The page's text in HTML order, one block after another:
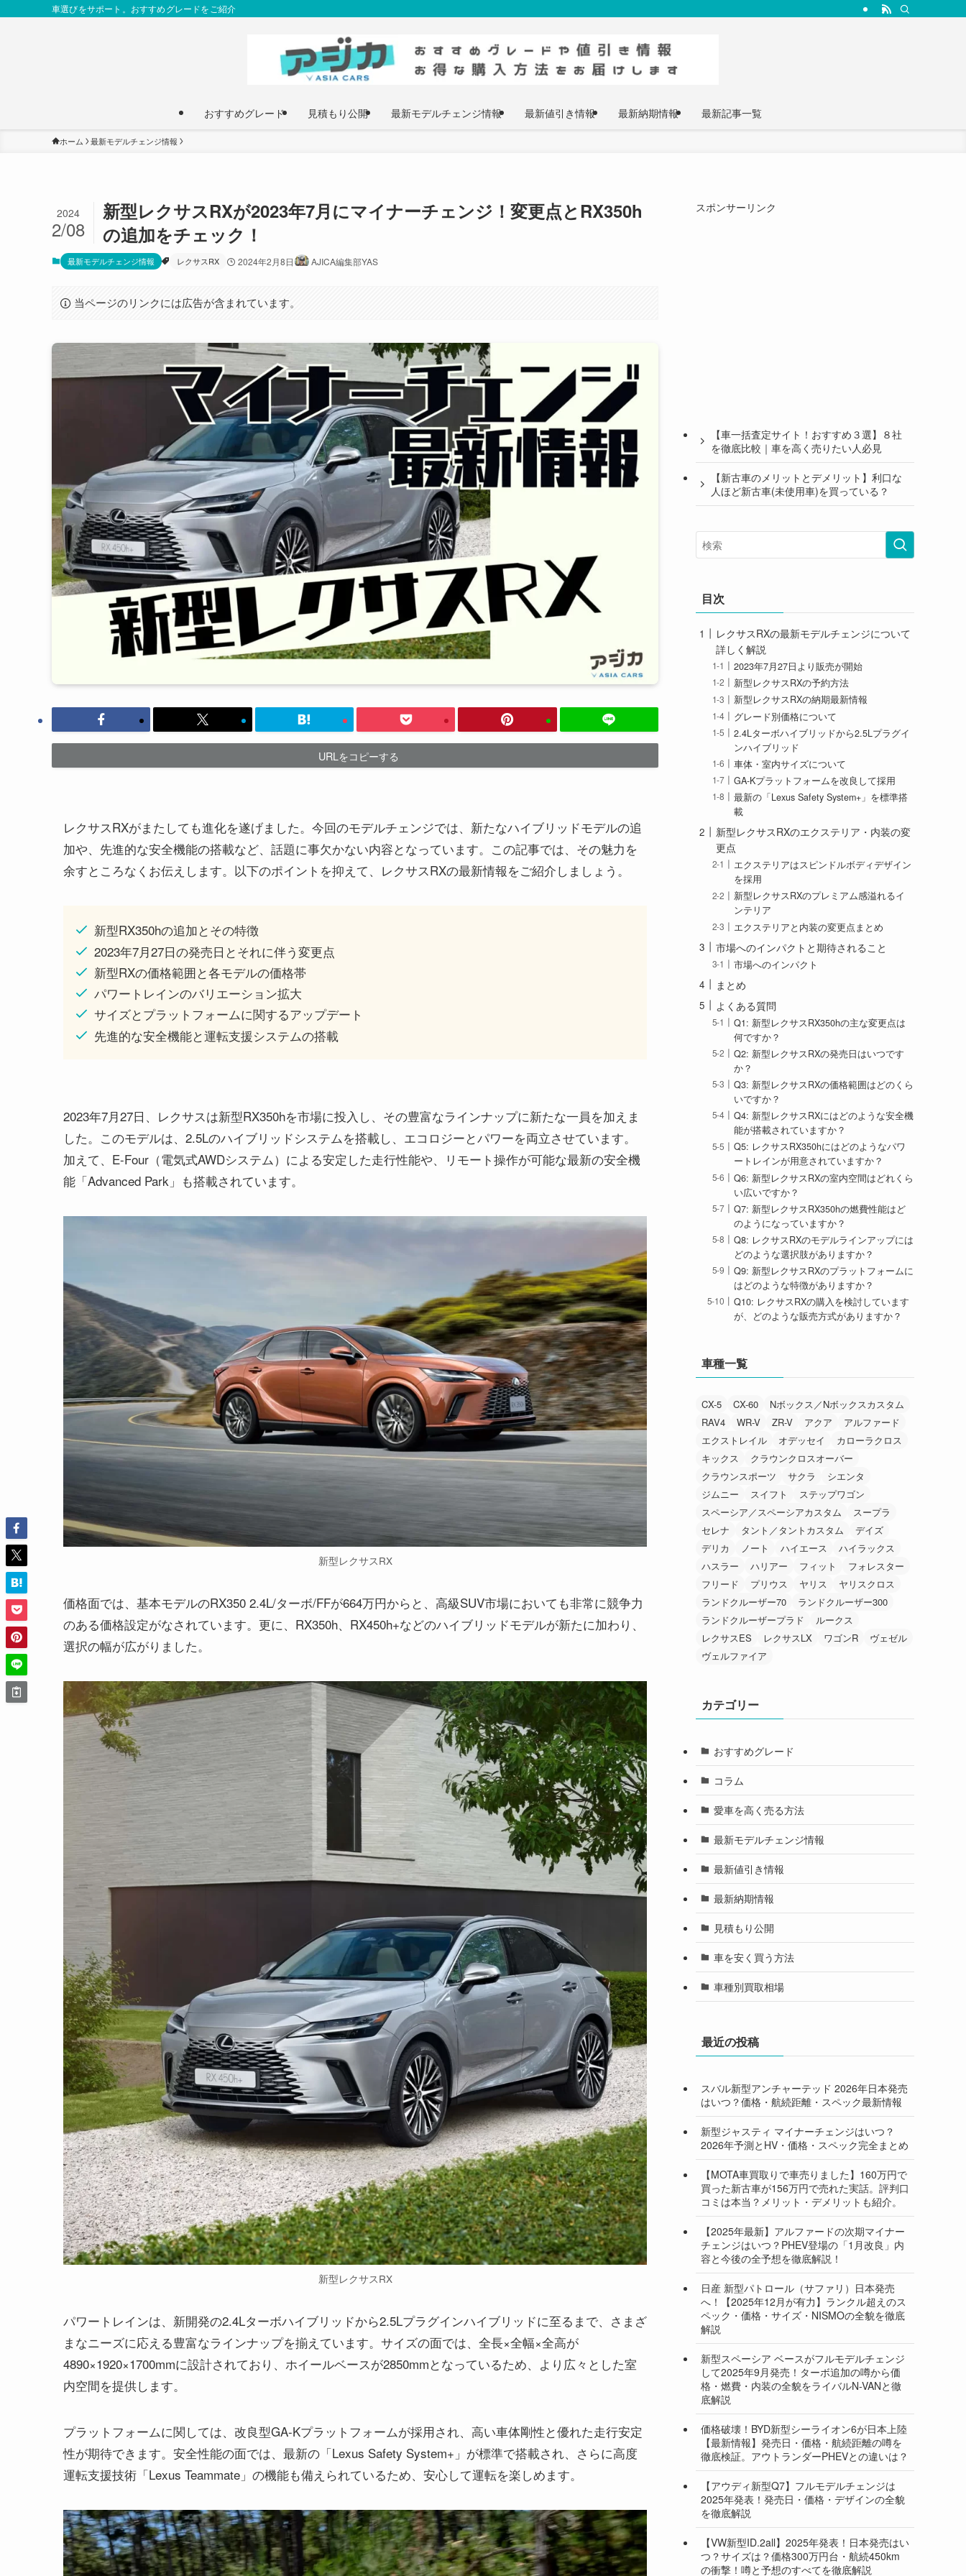
車選びをサポート。おすすめグレードをご紹介
おすすめグレード 見積もり公開 最新モデルチェンジ情報 最新値引き情報 最新納期情報 最新記事一覧
ホーム 最新モデルチェンジ情報
新型レクサスRXが2023年7月にマイナーチェンジ！変更点とRX350h
の追加をチェック！
2024
2/08
最新モデルチェンジ情報 レクサスRX 2024年2月8日 AJICA編集部YAS
当ページのリンクには広告が含まれています。
URLをコピーする
レクサスRXがまたしても進化を遂げました。今回のモデルチェンジでは、新たなハイブリッドモデルの追
加や、先進的な安全機能の搭載など、話題に事欠かない内容となっています。この記事では、その魅力を
余すところなくお伝えします。以下のポイントを抑えて、レクサスRXの最新情報をご紹介しましょう。
新型RX350hの追加とその特徴
2023年7月27日の発売日とそれに伴う変更点
新型RXの価格範囲と各モデルの価格帯
パワートレインのバリエーション拡大
サイズとプラットフォームに関するアップデート
先進的な安全機能と運転支援システムの搭載
2023年7月27日、レクサスは新型RX350hを市場に投入し、その豊富なラインナップに新たな一員を加えま
した。このモデルは、2.5Lのハイブリッドシステムを搭載し、エコロジーとパワーを両立させています。
加えて、E-Four（電気式AWDシステム）による安定した走行性能や、リモート操作が可能な最新の安全機
能「Advanced Park」も搭載されています。
新型レクサスRX
価格面では、基本モデルのRX350 2.4L/ターボ/FFが664万円からと、高級SUV市場においても非常に競争力
のある価格設定がなされています。更に、RX350h、RX450h+などのハイブリッドモデルが新たに加わり、
選択の幅が広がりました。
新型レクサスRX
パワートレインは、新開発の2.4Lターボハイブリッドから2.5Lプラグインハイブリッドに至るまで、さまざ
まなニーズに応える豊富なラインナップを揃えています。サイズの面では、全長×全幅×全高が
4890×1920×1700mmに設計されており、ホイールベースが2850mmとなっているため、より広々とした室
内空間を提供します。
プラットフォームに関しては、改良型GA-Kプラットフォームが採用され、高い車体剛性と優れた走行安定
性が期待できます。安全性能の面では、最新の「Lexus Safety System+」が標準で搭載され、さらに高度
運転支援技術「Lexus Teammate」の機能も備えられているため、安心して運転を楽しめます。
スポンサーリンク
【車一括査定サイト！おすすめ３選】８社
を徹底比較｜車を高く売りたい人必見
【新古車のメリットとデメリット】利口な
人ほど新古車(未使用車)を買っている？
目次
レクサスRXの最新モデルチェンジについて
詳しく解説
2023年7月27日より販売が開始
新型レクサスRXの予約方法
新型レクサスRXの納期最新情報
グレード別価格について
2.4Lターボハイブリッドから2.5Lプラグイ
ンハイブリッド
車体・室内サイズについて
GA-Kプラットフォームを改良して採用
最新の「Lexus Safety System+」を標準搭
載
新型レクサスRXのエクステリア・内装の変
更点
エクステリアはスピンドルボディデザイン
を採用
新型レクサスRXのプレミアム感溢れるイ
ンテリア
エクステリアと内装の変更点まとめ
市場へのインパクトと期待されること
市場へのインパクト
まとめ
よくある質問
Q1: 新型レクサスRX350hの主な変更点は
何ですか？
Q2: 新型レクサスRXの発売日はいつです
か？
Q3: 新型レクサスRXの価格範囲はどのくら
いですか？
Q4: 新型レクサスRXにはどのような安全機
能が搭載されていますか？
Q5: レクサスRX350hにはどのようなパワ
ートレインが用意されていますか？
Q6: 新型レクサスRXの室内空間はどれくら
い広いですか？
Q7: 新型レクサスRX350hの燃費性能はど
のようになっていますか？
Q8: レクサスRXのモデルラインアップには
どのような選択肢がありますか？
Q9: 新型レクサスRXのプラットフォームに
はどのような特徴がありますか？
Q10: レクサスRXの購入を検討しています
が、どのような販売方式がありますか？
車種一覧
CX-5 CX-60
Nボックス／Nボックスカスタム
RAV4
WR-V ZR-V アクア
アルファード
エクストレイル
オデッセイ
カローラクロス
キックス
クラウンクロスオーバー
クラウンスポーツ
サクラ
シエンタ
ジムニー
スイフト
ステップワゴン
スペーシア／スペーシアカスタム
スープラ
セレナ
タント／タントカスタム
デイズ
デリカ
ノート ハイエース
ハイラックス
ハスラー
ハリアー フィット
フォレスター
フリード
プリウス ヤリス
ヤリスクロス
ランドクルーザー70
ランドクルーザー300
ランドクルーザープラド
ルークス
レクサスES
レクサスLX ワゴンR
ヴェゼル
ヴェルファイア
カテゴリー
おすすめグレード
コラム
愛車を高く売る方法
最新モデルチェンジ情報
最新値引き情報
最新納期情報
見積もり公開
車を安く買う方法
車種別買取相場
最近の投稿
スバル新型アンチャーテッド 2026年日本発売
はいつ？価格・航続距離・スペック最新情報
新型ジャスティ マイナーチェンジはいつ？
2026年予測とHV・価格・スペック完全まとめ
【MOTA車買取りで車売りました】160万円で
買った新古車が156万円で売れた実話。評判口
コミは本当？メリット・デメリットも紹介。
【2025年最新】アルファードの次期マイナー
チェンジはいつ？PHEV登場の「1月改良」内
容と今後の全予想を徹底解説！
日産 新型パトロール（サファリ）日本発売
へ！【2025年12月が有力】ランクル超えのス
ペック・価格・サイズ・NISMOの全貌を徹底
解説
新型スペーシア ベースがフルモデルチェンジ
して2025年9月発売！ターボ追加の噂から価
格・燃費・内装の全貌をライバルN-VANと徹
底解説
価格破壊！BYD新型シーライオン6が日本上陸
【最新情報】発売日・価格・航続距離の噂を
徹底検証。アウトランダーPHEVとの違いは？
【アウディ新型Q7】フルモデルチェンジは
2025年発表！発売日・価格・デザインの全貌
を徹底解説
【VW新型ID.2all】2025年発表！日本発売はい
つ？サイズは？価格300万円台・航続450km
の衝撃！噂と予想のすべてを徹底解説